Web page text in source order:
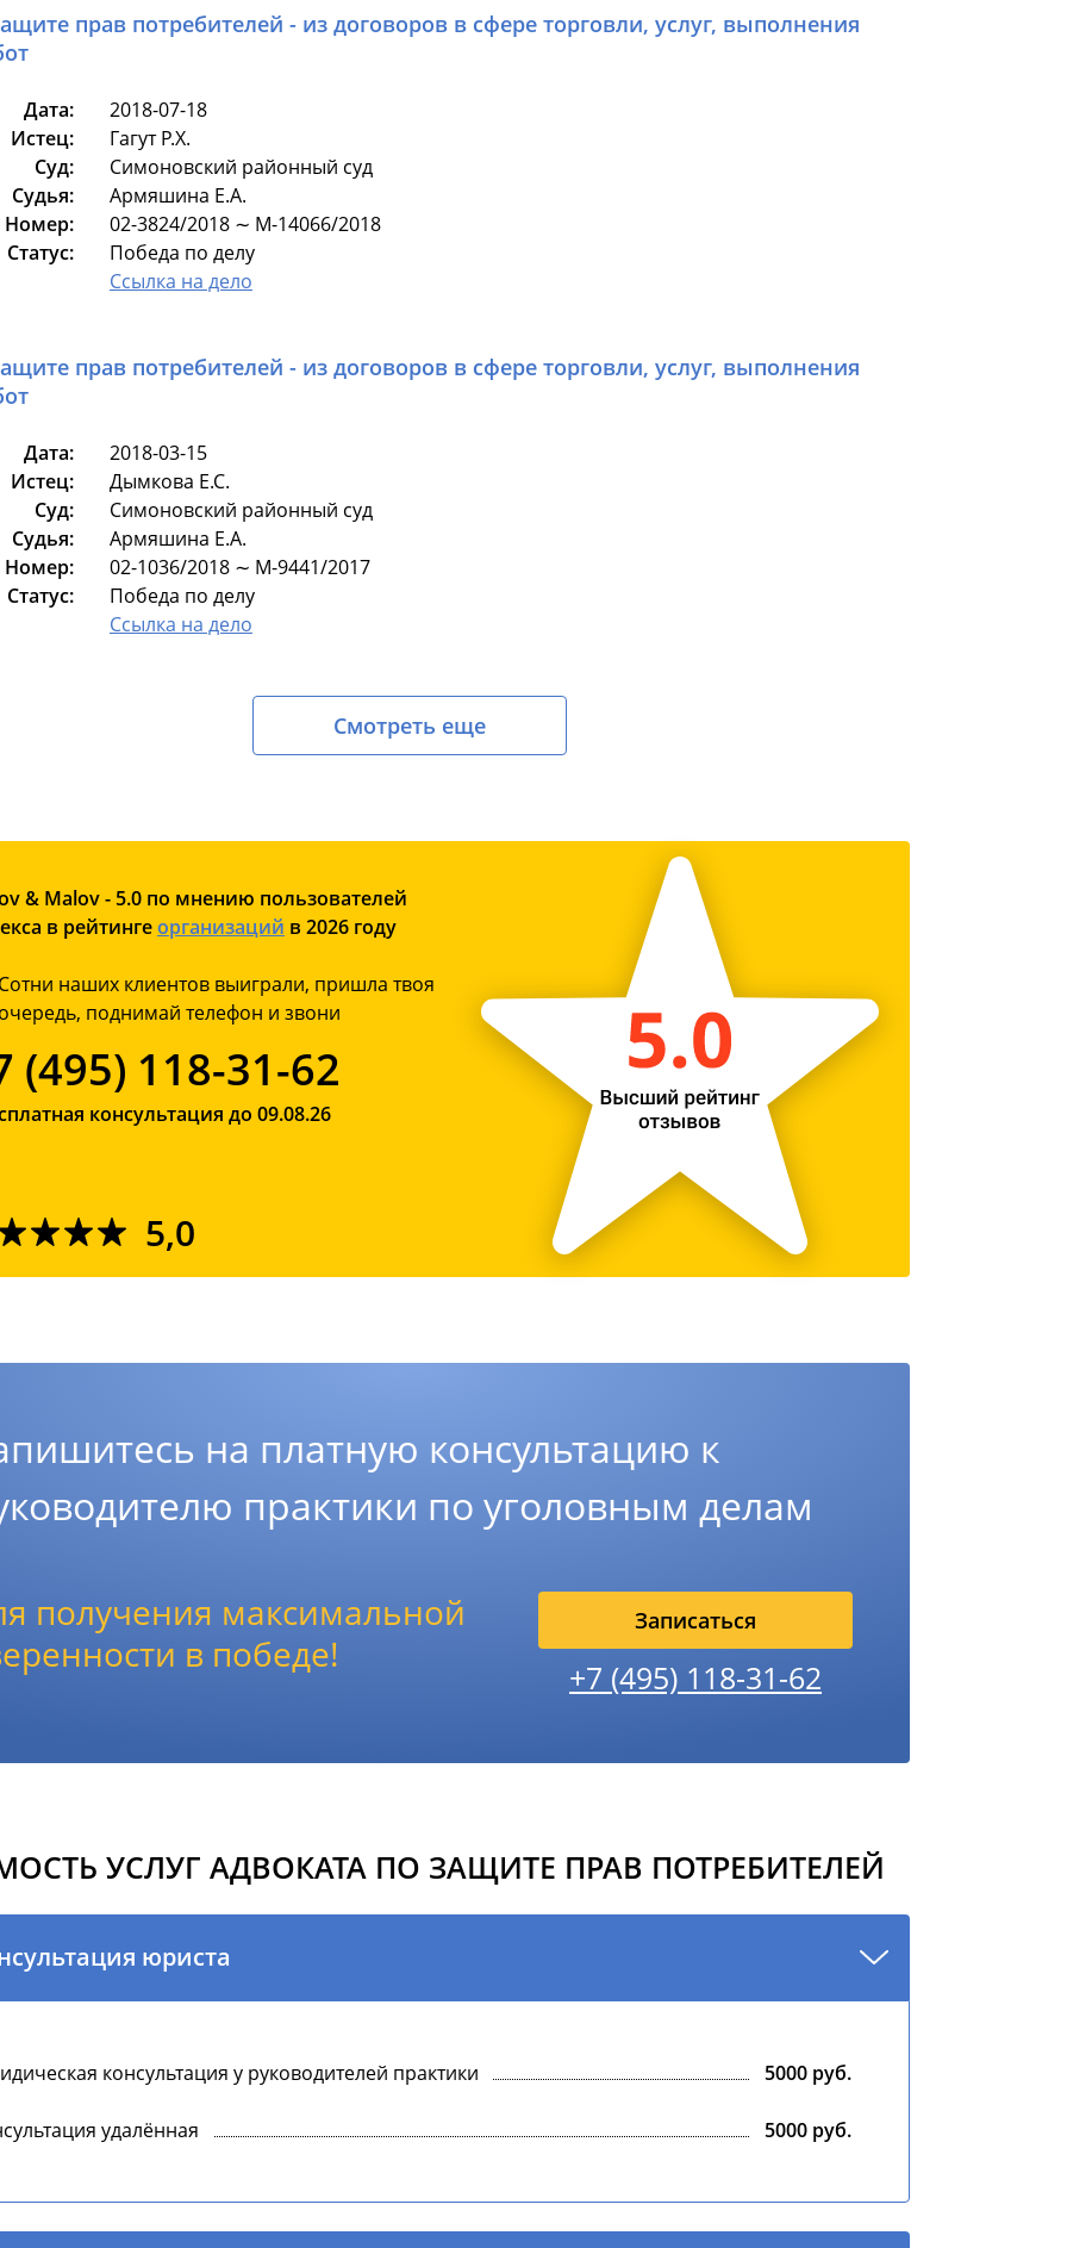
прав потребителей - из договоров в сфере торговли, услуг, выполнения
Дата:
2018-07-18
Истец:
Гагут Р.Х.
Суд:
Симоновский районный суд
Судья:
Армяшина Е.А.
Номер:
02-3824/2018 ∼ М-14066/2018
Статус:
Победа по делу
Ссылка на дело
прав потребителей - из договоров в сфере торговли, услуг, выполнения
Дата:
2018-03-15
Истец:
Дымкова Е.С.
Суд:
Симоновский районный суд
Судья:
Армяшина Е.А.
Номер:
02-1036/2018 ∼ М-9441/2017
Статус:
Победа по делу
Ссылка на дело
Смотреть еще
& Malov - 5.0 по мнению пользователей
в рейтингеорганизаций в 2026 году
Сотни наших клиентов выиграли, пришла твоя
очередь, поднимай телефон и звони
(495) 118-31-62
консультация до 09.08.26
5,0
на платную консультацию к
практики по уголовным делам
получения максимальной
в победе!
Записаться
+7 (495) 118-31-62
УСЛУГ АДВОКАТА ПО ЗАЩИТЕ ПРАВ ПОТРЕБИТЕЛЕЙ
юриста
консультация у руководителей практики 5000 руб.
удалённая 5000 руб.